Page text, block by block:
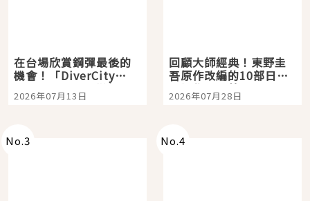
在台場欣賞鋼彈最後的
機會！「DiverCity
Tokyo Plaza」搭船、
購物、美食及夜景，一
2026年07月13日
回顧大師經典！東野圭
吾原作改編的10部日本
影視作品推薦
2026年07月28日
No.3 No.4